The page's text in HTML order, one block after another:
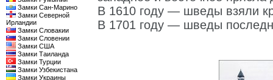
Замки Сан-Марино
Замки Северной
Ирландии
Замки Словакии
Замки Словении
Замки США
Замки Таиланда
Замки Турции
Замки Узбекистана
Замки Украины
В 1610 году — шведы взяли
В 1701 году — шведы